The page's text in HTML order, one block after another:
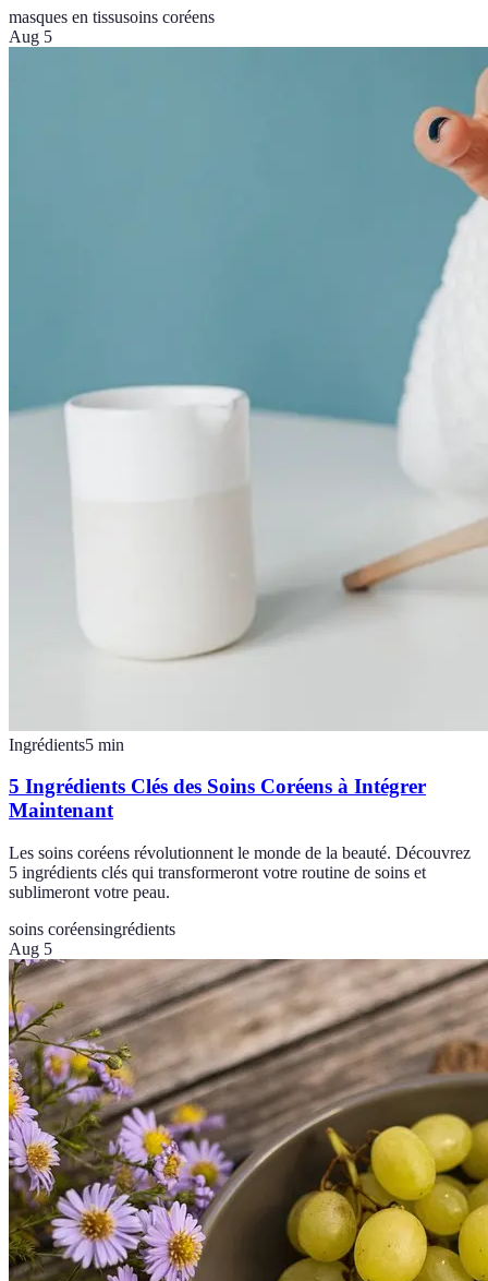
masques en tissusoins coréens
Aug 5
Ingrédients5 min
5 Ingrédients Clés des Soins Coréens à Intégrer
Maintenant
Les soins coréens révolutionnent le monde de la beauté. Découvrez
5 ingrédients clés qui transformeront votre routine de soins et
sublimeront votre peau.
soins coréensingrédients
Aug 5